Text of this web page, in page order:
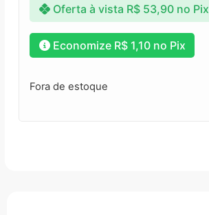
Oferta à vista R$53,90 no Pix
Economize R$1,10no Pix
Fora de estoque